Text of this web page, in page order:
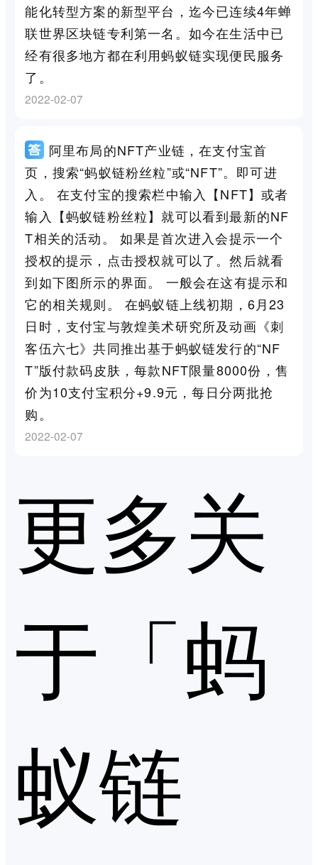
能化转型方案的新型平台，迄今已连续4年蝉
联世界区块链专利第一名。如今在生活中已
经有很多地方都在利用蚂蚁链实现便民服务
了。
2022-02-07
阿里布局的NFT产业链，在支付宝首
页，搜索“蚂蚁链粉丝粒”或“NFT”。即可进
入。 在支付宝的搜索栏中输入【NFT】或者
输入【蚂蚁链粉丝粒】就可以看到最新的NF
T相关的活动。 如果是首次进入会提示一个
授权的提示，点击授权就可以了。然后就看
到如下图所示的界面。 一般会在这有提示和
它的相关规则。 在蚂蚁链上线初期，6月23
日时，支付宝与敦煌美术研究所及动画《刺
客伍六七》共同推出基于蚂蚁链发行的“NF
T”版付款码皮肤，每款NFT限量8000份，售
价为10支付宝积分+9.9元，每日分两批抢
购。
2022-02-07
更多关
于「蚂
蚁链